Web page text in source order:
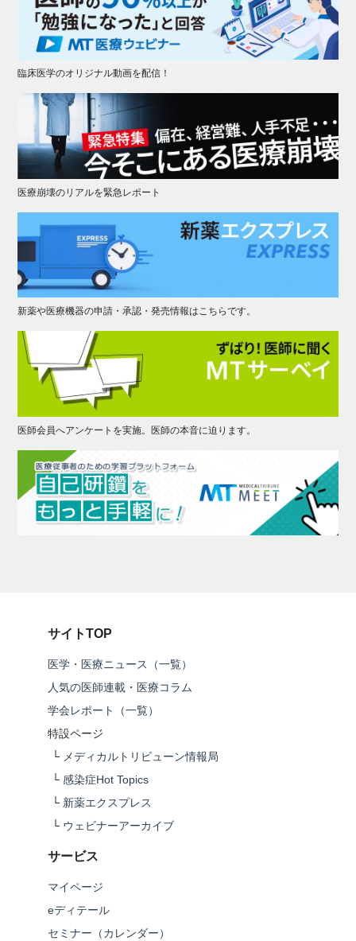
臨床医学のオリジナル動画を配信！
医療崩壊のリアルを緊急レポート
新薬や医療機器の申請・承認・発売情報はこちらです。
医師会員へアンケートを実施。医師の本音に迫ります。
サイトTOP
医学・医療ニュース（一覧）
人気の医師連載・医療コラム
学会レポート（一覧）
特設ページ
└ メディカルトリビューン情報局
└ 感染症Hot Topics
└ 新薬エクスプレス
└ ウェビナーアーカイブ
サービス
マイページ
eディテール
セミナー（カレンダー）